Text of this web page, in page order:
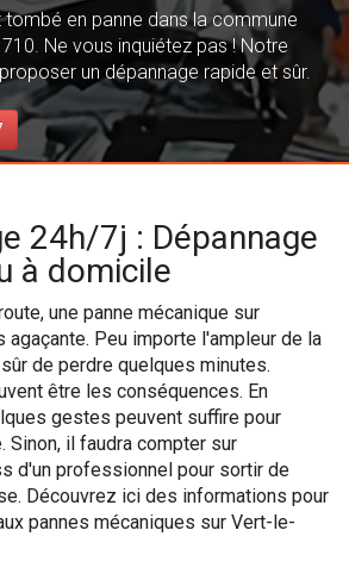
en panne dans la commune
Ne vous inquiétez pas ! Notre
un dépannage rapide et sûr.
24h/7j : Dépannage
à domicile
une panne mécanique sur
agaçante. Peu importe l'ampleur de la
de perdre quelques minutes.
être les conséquences. En
gestes peuvent suffire pour
Sinon, il faudra compter sur
d'un professionnel pour sortir de
Découvrez ici des informations pour
pannes mécaniques sur Vert-le-